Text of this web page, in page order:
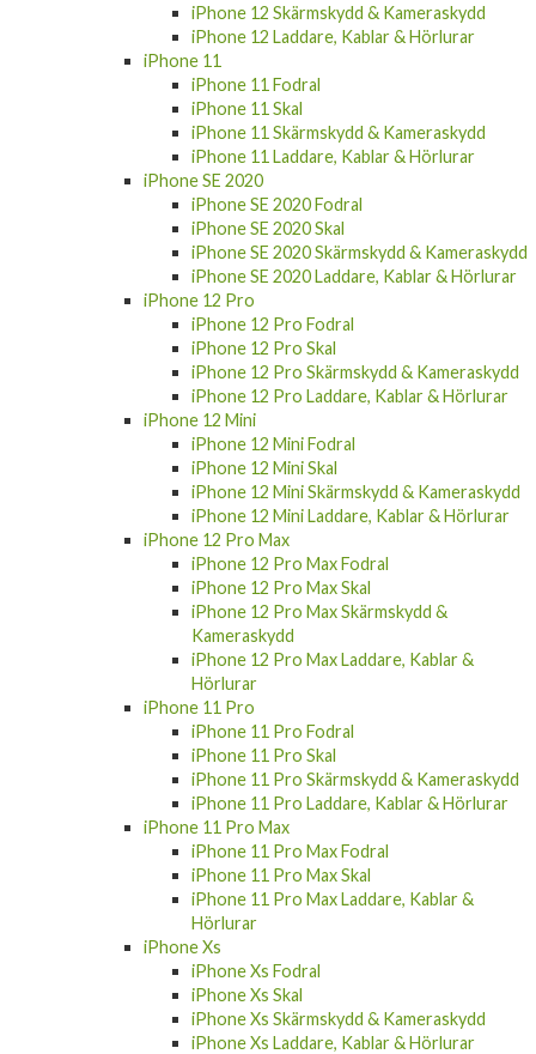
iPhone 12 Skärmskydd & Kameraskydd
iPhone 12 Laddare, Kablar & Hörlurar
iPhone 11
iPhone 11 Fodral
iPhone 11 Skal
iPhone 11 Skärmskydd & Kameraskydd
iPhone 11 Laddare, Kablar & Hörlurar
iPhone SE 2020
iPhone SE 2020 Fodral
iPhone SE 2020 Skal
iPhone SE 2020 Skärmskydd & Kameraskydd
iPhone SE 2020 Laddare, Kablar & Hörlurar
iPhone 12 Pro
iPhone 12 Pro Fodral
iPhone 12 Pro Skal
iPhone 12 Pro Skärmskydd & Kameraskydd
iPhone 12 Pro Laddare, Kablar & Hörlurar
iPhone 12 Mini
iPhone 12 Mini Fodral
iPhone 12 Mini Skal
iPhone 12 Mini Skärmskydd & Kameraskydd
iPhone 12 Mini Laddare, Kablar & Hörlurar
iPhone 12 Pro Max
iPhone 12 Pro Max Fodral
iPhone 12 Pro Max Skal
iPhone 12 Pro Max Skärmskydd &
Kameraskydd
iPhone 12 Pro Max Laddare, Kablar &
Hörlurar
iPhone 11 Pro
iPhone 11 Pro Fodral
iPhone 11 Pro Skal
iPhone 11 Pro Skärmskydd & Kameraskydd
iPhone 11 Pro Laddare, Kablar & Hörlurar
iPhone 11 Pro Max
iPhone 11 Pro Max Fodral
iPhone 11 Pro Max Skal
iPhone 11 Pro Max Laddare, Kablar &
Hörlurar
iPhone Xs
iPhone Xs Fodral
iPhone Xs Skal
iPhone Xs Skärmskydd & Kameraskydd
iPhone Xs Laddare, Kablar & Hörlurar